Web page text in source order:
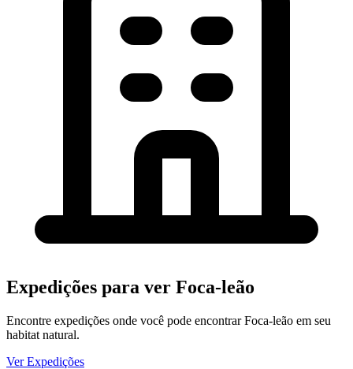
Expedições para ver Foca-leão
Encontre expedições onde você pode encontrar Foca-leão em seu
habitat natural.
Ver Expedições